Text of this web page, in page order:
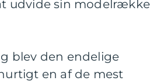
udvide sin modelrække
blev den endelige
en af de mest